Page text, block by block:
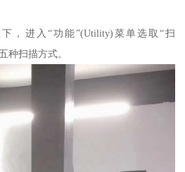
，进入“功能”(Utility)菜单选取“扫
种扫描方式。